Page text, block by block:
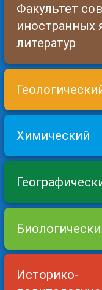
Факультет
иностранных
литератур
Химический
Историко-